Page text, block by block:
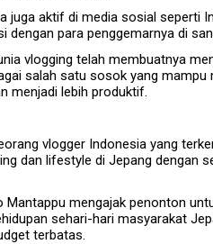
juga aktif di media sosial seperti
dengan para penggemarnya di
vlogging telah membuatnya
salah satu sosok yang
menjadi lebih produktif.
vlogger Indonesia yang
dan lifestyle di Jepang dengan
Mantappu mengajak penonton
sehari-hari masyarakat
terbatas.